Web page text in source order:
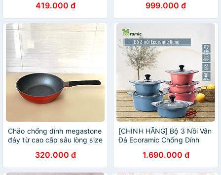
- Hàng chính hãng - bảo
hành 1 năm
419.000 đ 999.000 đ
Chảo chống dính megastone
đáy từ cao cấp sâu lòng size
320.000 đ
[CHÍNH HÃNG] Bộ 3 Nồi Vân
Đá Ecoramic Chống Dính
Phủ Nano Ceramic – Dùng
Cho Mọi Loại Bếp – Tặng
1.690.000 đ